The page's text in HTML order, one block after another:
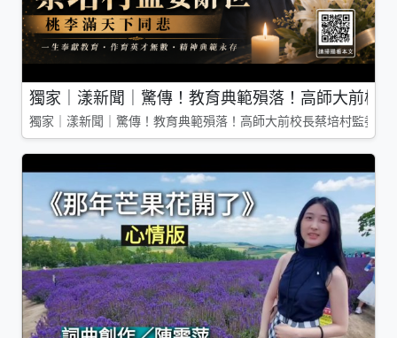
獨家｜漾新聞｜驚傳！教育典範殞落！高師大前校
獨家｜漾新聞｜驚傳！教育典範殞落！高師大前校長蔡培村監委